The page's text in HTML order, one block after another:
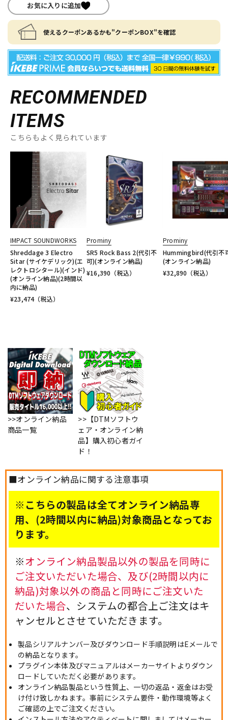
お気に入りに追加
使えるクーポンあるかも"クーポンBOX"を確認
RECOMMENDED
ITEMS
こちらもよく見られています
IMPACT SOUNDWORKS
Shreddage 3 Electro
Sitar (サイケデリック)(エ
レクトロシタール)(インド)
(オンライン納品)(2時間以
内に納品)
¥23,474（税込）
Prominy
SR5 Rock Bass 2(代引不
可)(オンライン納品)
¥16,390 （税込）
Prominy
Hummingbird(代引不
(オンライン納品)
¥32,890 （税込）
>>オンライン納品
商品一覧
>>【DTMソフトウ
ェア・オンライン納
品】購入初心者ガイ
ド！
■オンライン納品に関する注意事項
※こちらの製品は全てオンライン納品専
用、(2時間以内に納品)対象商品となってお
ります。
※オンライン納品製品以外の製品を同時に
ご注文いただいた場合、及び(2時間以内に
納品)対象以外の商品と同時にご注文いた
だいた場合、システムの都合上ご注文はキ
ャンセルとさせていただきます。
製品シリアルナンバー及びダウンロード手順説明はEメールで
の納品となります。
プラグイン本体及びマニュアルはメーカーサイトよりダウン
ロードしていただく必要があります。
オンライン納品製品という性質上、一切の返品・返金はお受
け付け致しかねます。事前にシステム要件・動作環境等よく
ご確認の上でご注文ください。